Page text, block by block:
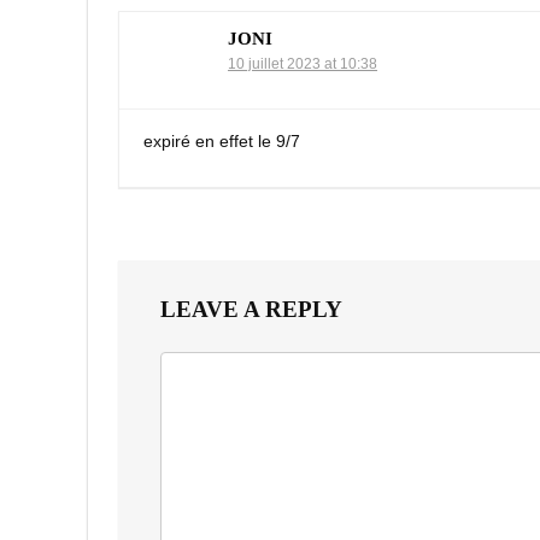
JONI
10 juillet 2023 at 10:38
expiré en effet le 9/7
LEAVE A REPLY